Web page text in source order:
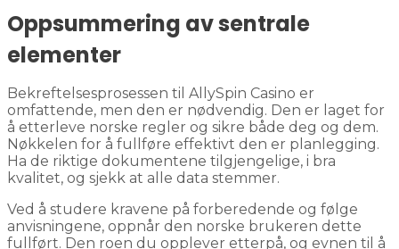
Oppsummering av sentrale
elementer
Bekreftelsesprosessen til AllySpin Casino er
omfattende, men den er nødvendig. Den er laget for
å etterleve norske regler og sikre både deg og dem.
Nøkkelen for å fullføre effektivt den er planlegging.
Ha de riktige dokumentene tilgjengelige, i bra
kvalitet, og sjekk at alle data stemmer.
Ved å studere kravene på forberedende og følge
anvisningene, oppnår den norske brukeren dette
fullført. Den roen du opplever etterpå, og evnen til å